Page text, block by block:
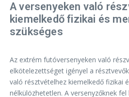
A versenyeken való
kiemelkedő fizikai és
szükséges
Az extrém futóversenyeken való
elkötelezettséget igényel a
való résztvételhez kiemelkedő fizikai
nélkülözhetetlen. A versenyzőknek fel